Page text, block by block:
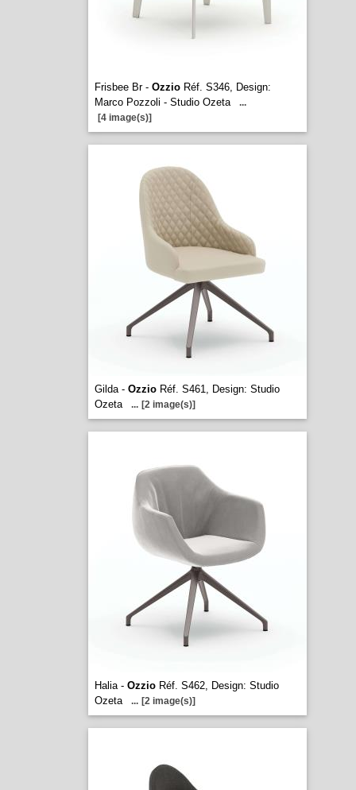
Frisbee Br - OzzioRéf. S346, Design:
Marco Pozzoli - Studio Ozeta
...
[4 image(s)]
Gilda - OzzioRéf. S461, Design: Studio
Ozeta
... [2 image(s)]
Halia - OzzioRéf. S462, Design: Studio
Ozeta
... [2 image(s)]